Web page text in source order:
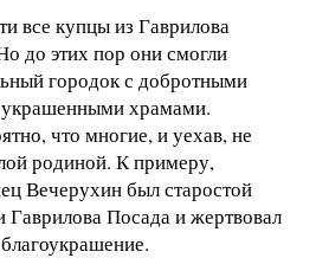
все купцы из Гаврилова
до этих пор они смогли
городок с добротными
храмами.
что многие, и уехав, не
родиной. К примеру,
Вечерухин был старостой
Гаврилова Посада и жертвовал